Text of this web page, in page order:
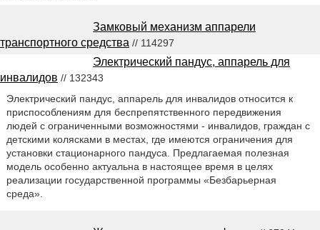
Замковый механизм аппарели
транспортного средства // 114297
Электрический пандус, аппарель для
инвалидов // 132343
Электрический пандус, аппарель для инвалидов относится к
приспособлениям для беспрепятственного передвижения
людей с ограниченными возможностями - инвалидов, граждан с
детскими колясками в местах, где имеются ограничения для
установки стационарного пандуса. Предлагаемая полезная
модель особенно актуальна в настоящее время в целях
реализации государственной программы «Безбарьерная
среда».